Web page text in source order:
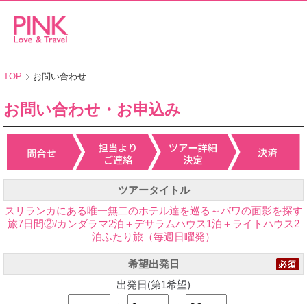
TOP お問い合わせ
お問い合わせ・お申込み
ツアータイトル
スリランカにある唯一無二のホテル達を巡る～バワの面影を探す
旅7日間②/カンダラマ2泊＋デサラムハウス1泊＋ライトハウス2
泊ふたり旅（毎週日曜発）
希望出発日
出発日(第1希望)